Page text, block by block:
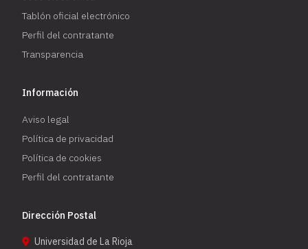
Tablón oficial electrónico
Perfil del contratante
Transparencia
Información
Aviso legal
Política de privacidad
Política de cookies
Perfil del contratante
Dirección Postal
Universidad de La Rioja